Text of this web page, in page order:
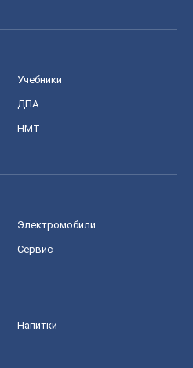
Учебники
ДПА
НМТ
Электромобили
Сервис
Напитки